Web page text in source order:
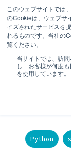
このウェブサイトでは
のCookieは、ウェブサ
イズされたサービスを
れるものです。当社の
覧ください。
当サイトでは、訪
し、お客様が何度
を使用しています。
3 分で読むこと
Python